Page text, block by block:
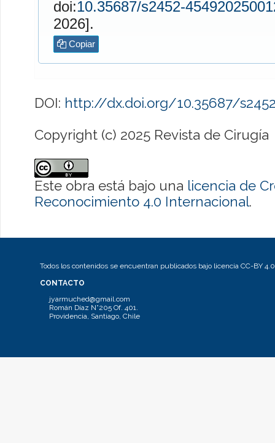
doi:10.35687/s2452-
2026].
Copiar
DOI: http://dx.doi.org/10.35687/
Copyright (c) 2025 Revista de Cirugía
Este obra está bajo una licencia de
Reconocimiento 4.0 Internacional.
Todos los contenidos se encuentran publicados bajo licencia CC-BY 4.0
CONTACTO
jyarmuched@gmail.com
Román Díaz N°205 Of. 401.
Providencia, Santiago, Chile